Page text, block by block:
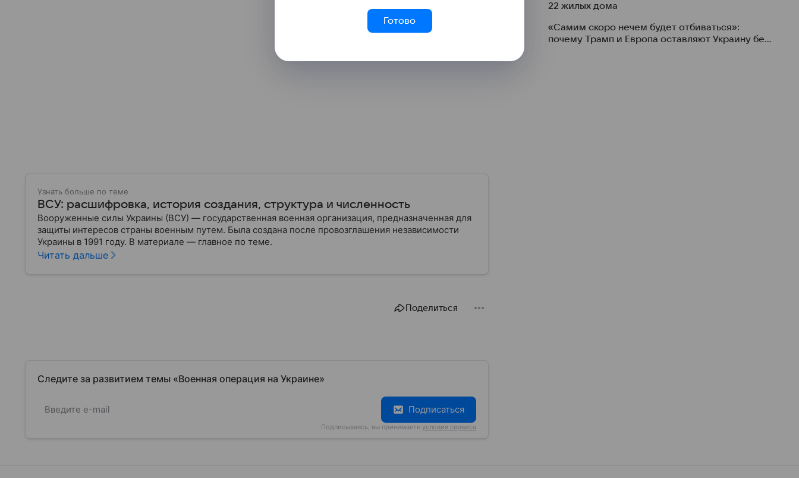
Узнать больше по теме
ВСУ: расшифровка, история создания, структура и численность
Вооруженные силы Украины (ВСУ) — государственная военная организация, предназначенная для
защиты интересов страны военным путем. Была создана после провозглашения независимости
Украины в 1991 году. В материале — главное по теме.
Читать дальше
Поделиться
Следите за развитием темы «Военная операция на Украине»
Подписаться
Подписываясь, вы принимаете условия сервиса
22 жилых дома
«Самим скоро нечем будет отбиваться»:
почему Трамп и Европа оставляют Украину без
Готово